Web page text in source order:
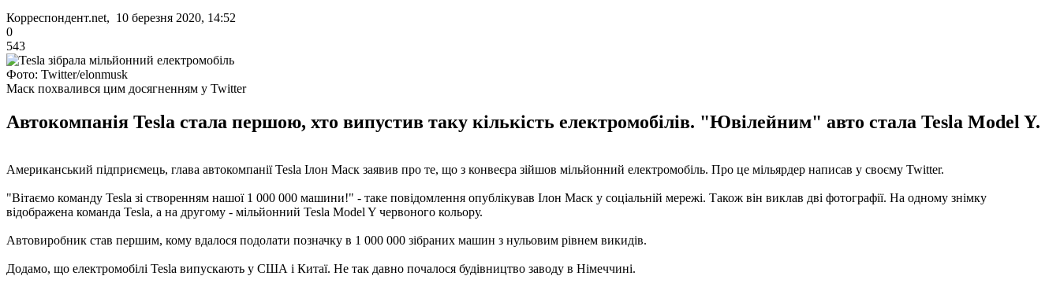
Корреспондент.net, 10 березня 2020, 14:52
0
543
Фото: Twitter/elonmusk
Маск похвалився цим досягненням у Twitter
Автокомпанія Tesla стала першою, хто випустив таку кількість електромобілів. "Ювілейним" авто стала Tesla Model Y.
Американський підприємець, глава автокомпанії Tesla Ілон Маск заявив про те, що з конвеєра зійшов мільйонний електромобіль. Про це мільярдер написав у своєму Twitter.
"Вітаємо команду Tesla зі створенням нашої 1 000 000 машини!" - таке повідомлення опублікував Ілон Маск у соціальній мережі. Також він виклав дві фотографії. На одному знімку
відображена команда Tesla, а на другому - мільйонний Tesla Model Y червоного кольору.
Автовиробник став першим, кому вдалося подолати позначку в 1 000 000 зібраних машин з нульовим рівнем викидів.
Додамо, що електромобілі Tesla випускають у США і Китаї. Не так давно почалося будівництво заводу в Німеччині.